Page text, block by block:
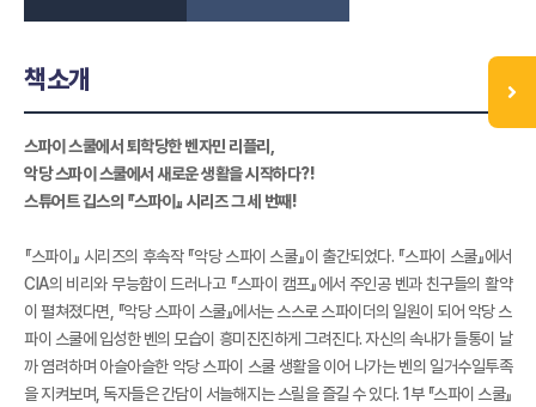
책소개
스파이 스쿨에서 퇴학당한 벤자민 리플리,
악당 스파이 스쿨에서 새로운 생활을 시작하다?!
스튜어트 깁스의 『스파이』 시리즈 그 세 번째!
『스파이』 시리즈의 후속작 『악당 스파이 스쿨』이 출간되었다. 『스파이 스쿨』에서
CIA의 비리와 무능함이 드러나고 『스파이 캠프』에서 주인공 벤과 친구들의 활약
이 펼쳐졌다면, 『악당 스파이 스쿨』에서는 스스로 스파이더의 일원이 되어 악당 스
파이 스쿨에 입성한 벤의 모습이 흥미진진하게 그려진다. 자신의 속내가 들통이 날
까 염려하며 아슬아슬한 악당 스파이 스쿨 생활을 이어 나가는 벤의 일거수일투족
을 지켜보며, 독자들은 간담이 서늘해지는 스릴을 즐길 수 있다. 1부 『스파이 스쿨』